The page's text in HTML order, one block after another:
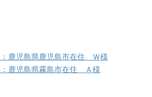
鹿児島県鹿児島市在住 Ｗ様
鹿児島県霧島市在住 Ａ様